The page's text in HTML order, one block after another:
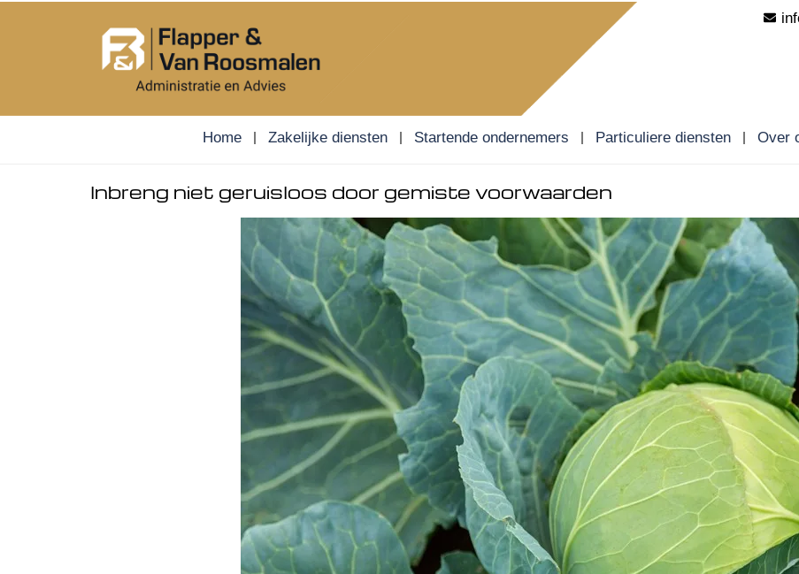
Home Zakelijke diensten Startende ondernemers Particuliere diensten Over
Inbreng niet geruisloos door gemiste voorwaarden